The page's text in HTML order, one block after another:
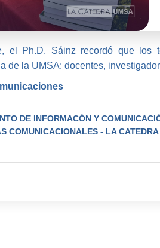
el Ph.D. Sáinz recordó que los
de la UMSA: docentes,
DE INFORMACÓN Y
COMUNICACIONALES - LA CATEDRA